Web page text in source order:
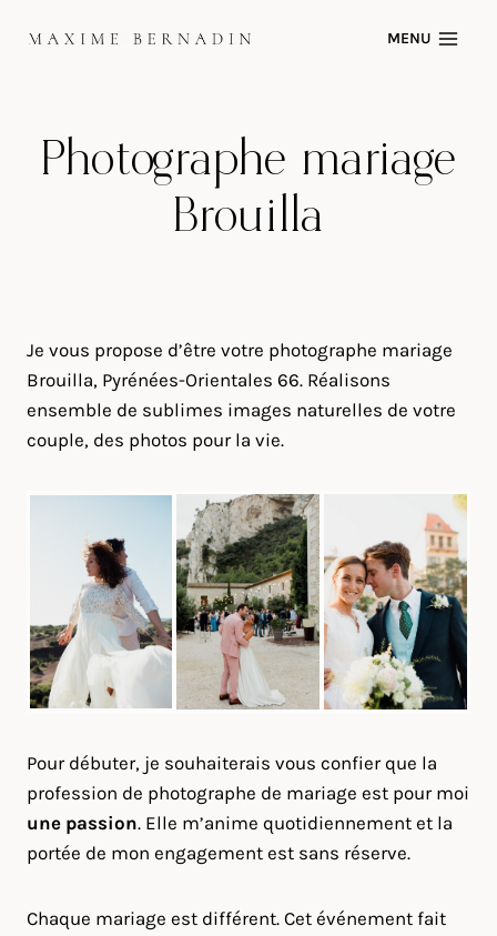
MENU
Photographe mariage
Brouilla
Je vous propose d’être votre photographe mariage
Brouilla, Pyrénées-Orientales 66. Réalisons
ensemble de sublimes images naturelles de votre
couple, des photos pour la vie.
Pour débuter, je souhaiterais vous confier que la
profession de photographe de mariage est pour moi
une passion. Elle m’anime quotidiennement et la
portée de mon engagement est sans réserve.
Chaque mariage est différent. Cet événement fait